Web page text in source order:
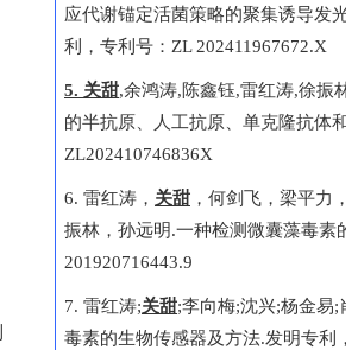
应代谢锚定活菌策略的聚集诱导发
利， 专利 号： ZL 202411967672.X
5. 关甜,余鸿涛,陈鑫钰,雷红涛,徐振林
的半抗原、人工抗原、单克隆抗体和
ZL202410746836X
6. 雷红涛， 关甜 ，何剑飞，梁平力
振林，孙远明.一种检测微囊藻毒素
201920716443.9
7. 雷红涛;关甜;李向梅;沈兴;杨金易;
毒素的生物传感器及方法.发明专利